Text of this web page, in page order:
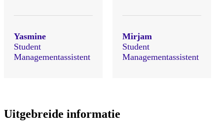
Yasmine
Student
Managementassistent
Mirjam
Student
Managementassistent
Uitgebreide informatie